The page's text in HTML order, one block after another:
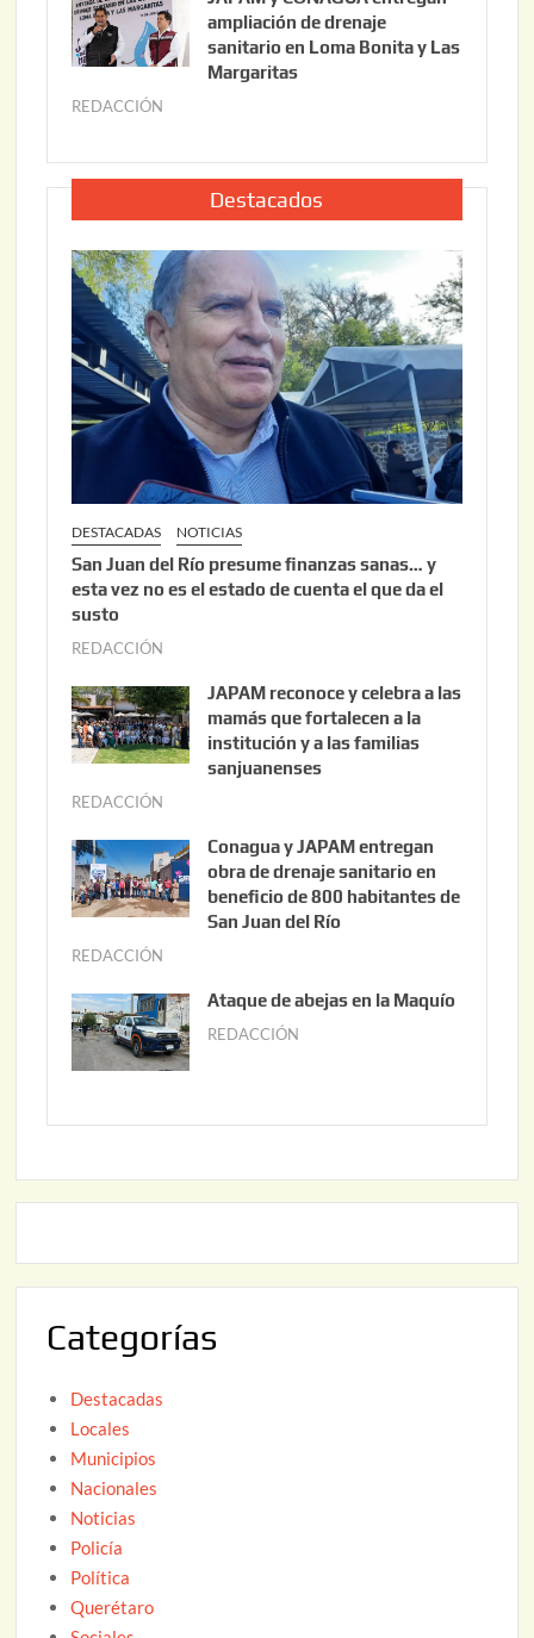
2
0
l
i
o
,
0
2
6
ampliación de drenaje
sanitario en Loma Bonita y Las
Margaritas
REDACCIÓN
l
o
2
2
,
2
6
Destacados
DESTACADAS NOTICIAS
San Juan del Río presume finanzas sanas… y
esta vez no es el estado de cuenta el que da el
susto
REDACCIÓN
o
s
t
,
2
0
JAPAM reconoce y celebra a las
mamás que fortalecen a la
institución y a las familias
sanjuanenses
REDACCIÓN
n
i
o
,
2
0
6
Conagua y JAPAM entregan
obra de drenaje sanitario en
beneficio de 800 habitantes de
San Juan del Río
REDACCIÓN
n
i
o
Ataque de abejas en la Maquío
REDACCIÓN
o
2
Categorías
Destacadas
Locales
Municipios
Nacionales
Noticias
Policía
Política
Querétaro